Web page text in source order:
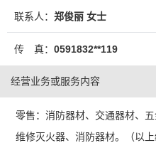
联系人： 郑俊丽 女士
传 真： 0591832**119
经营业务或服务内容
零售：消防器材、交通器材、
维修灭火器、消防器材。（以